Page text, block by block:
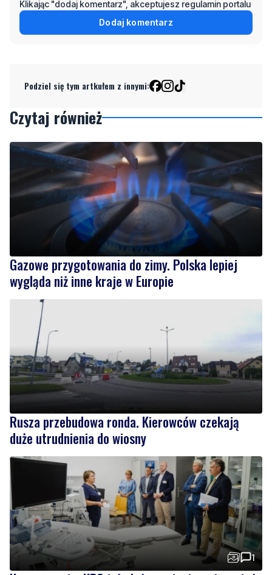
Klikając "dodaj komentarz", akceptujesz regulamin portalu
Dodaj komentarz
Podziel się tym artkułem z innymi:
Czytaj również
Gazowe przygotowania do zimy. Polska lepiej
wygląda niż inne kraje w Europie
Rusza przebudowa ronda. Kierowców czekają
duże utrudnienia do wiosny
1